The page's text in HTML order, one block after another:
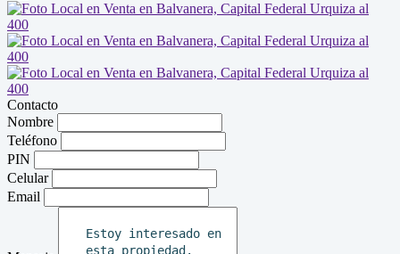
Contacto
Nombre
Teléfono
PIN
Celular
Email